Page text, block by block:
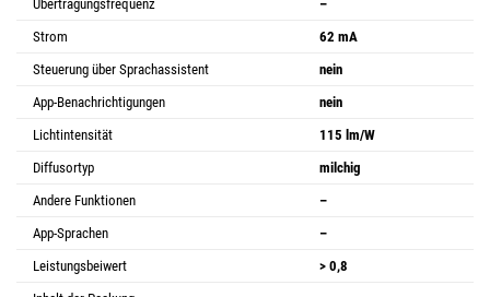
Übertragungsfrequenz
–
Strom
62 mA
Steuerung über Sprachassistent
nein
App-Benachrichtigungen
nein
Lichtintensität
115 lm/W
Diffusortyp
milchig
Andere Funktionen
–
App-Sprachen
–
Leistungsbeiwert
> 0,8